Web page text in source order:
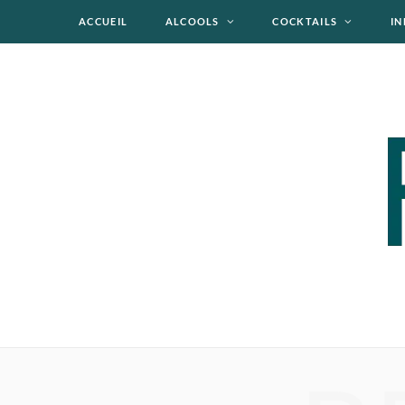
ACCUEIL ALCOOLS COCKTAILS